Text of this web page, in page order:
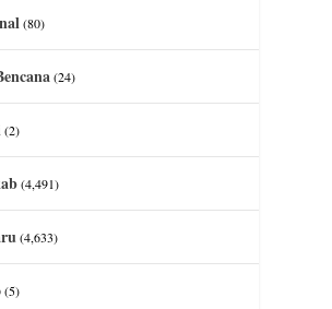
(80)
(24)
(2)
(4,491)
(4,633)
(5)